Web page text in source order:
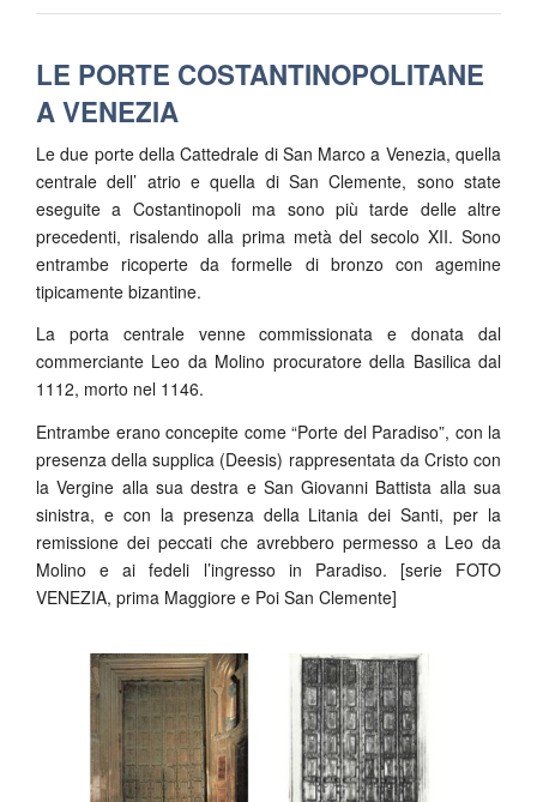
LE PORTE COSTANTINOPOLITANE
A VENEZIA
Le due porte della Cattedrale di San Marco a Venezia, quella
centrale dell’ atrio e quella di San Clemente, sono state
eseguite a Costantinopoli ma sono più tarde delle altre
precedenti, risalendo alla prima metà del secolo XII. Sono
entrambe ricoperte da formelle di bronzo con agemine
tipicamente bizantine.
La porta centrale venne commissionata e donata dal
commerciante Leo da Molino procuratore della Basilica dal
1112, morto nel 1146.
Entrambe erano concepite come “Porte del Paradiso”, con la
presenza della supplica (Deesis) rappresentata da Cristo con
la Vergine alla sua destra e San Giovanni Battista alla sua
sinistra, e con la presenza della Litania dei Santi, per la
remissione dei peccati che avrebbero permesso a Leo da
Molino e ai fedeli l’ingresso in Paradiso. [serie FOTO
VENEZIA, prima Maggiore e Poi San Clemente]